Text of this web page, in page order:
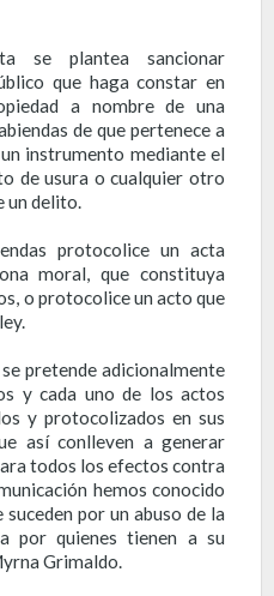
se plantea sancionar
que haga constar en
a nombre de una
de que pertenece a
instrumento mediante el
de usura o cualquier otro
un delito.
protocolice un acta
moral, que constituya
o protocolice un acto que
pretende adicionalmente
y cada uno de los actos
y protocolizados en sus
así conlleven a generar
todos los efectos contra
hemos conocido
por un abuso de la
por quienes tienen a su
Grimaldo.